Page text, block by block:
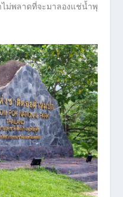
ม่พลาดที่จะมาลองแช่น้ำพุ